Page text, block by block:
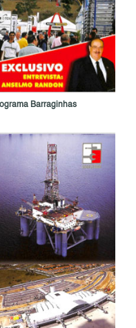
Barraginhas